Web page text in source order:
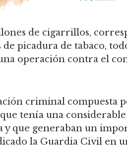
de cigarrillos,
de picadura de tabaco,
operación contra el
criminal compuesta
tenía una
y que generaban un
la Guardia Civil en